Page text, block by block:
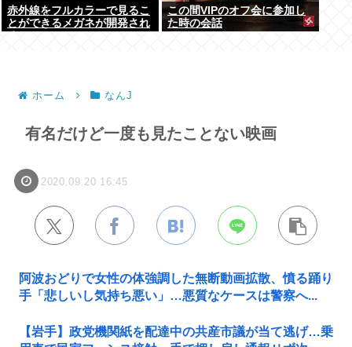
赤外線をフルカラーで見るこ
とができるメガネが開発され
この間VIPのオフ会に参加し
た時の会話
ホーム なんJ
有名だけど一度も見たことない映画
2020.09.20 16:45
阿波おどりで女性の体強調した無断動画拡散、憤る踊り
手「悲しいし気持ち悪い」…悪質なケースは警察へ...
【岩手】政党機関紙を配達中の共産市議が当て逃げ…乗